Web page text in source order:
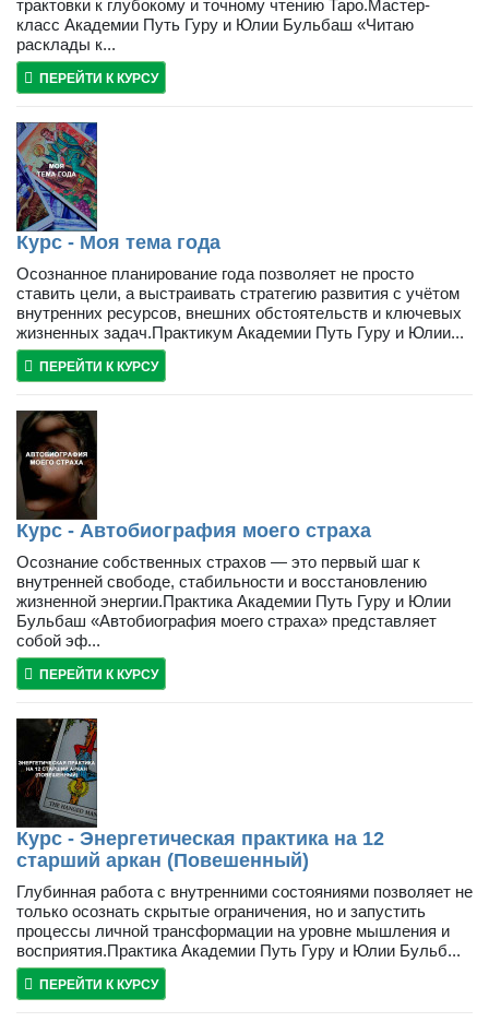
трактовки к глубокому и точному чтению Таро.Мастер-
класс Академии Путь Гуру и Юлии Бульбаш «Читаю
расклады к...
ПЕРЕЙТИ К КУРСУ
Курс - Моя тема года
Осознанное планирование года позволяет не просто
ставить цели, а выстраивать стратегию развития с учётом
внутренних ресурсов, внешних обстоятельств и ключевых
жизненных задач.Практикум Академии Путь Гуру и Юлии...
ПЕРЕЙТИ К КУРСУ
Курс - Автобиография моего страха
Осознание собственных страхов — это первый шаг к
внутренней свободе, стабильности и восстановлению
жизненной энергии.Практика Академии Путь Гуру и Юлии
Бульбаш «Автобиография моего страха» представляет
собой эф...
ПЕРЕЙТИ К КУРСУ
Курс - Энергетическая практика на 12
старший аркан (Повешенный)
Глубинная работа с внутренними состояниями позволяет не
только осознать скрытые ограничения, но и запустить
процессы личной трансформации на уровне мышления и
восприятия.Практика Академии Путь Гуру и Юлии Бульб...
ПЕРЕЙТИ К КУРСУ